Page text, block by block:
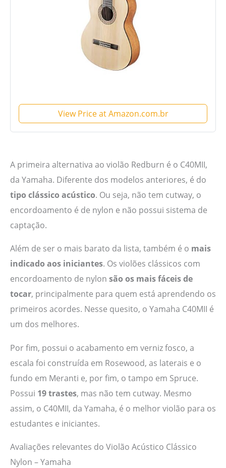
View Price at Amazon.com.br
A primeira alternativa ao violão Redburn é o C40MII,
da Yamaha. Diferente dos modelos anteriores, é do
tipo clássico acústico. Ou seja, não tem cutway, o
encordoamento é de nylon e não possui sistema de
captação.
Além de ser o mais barato da lista, também é o mais
indicado aos iniciantes. Os violões clássicos com
encordoamento de nylon são os mais fáceis de
tocar, principalmente para quem está aprendendo os
primeiros acordes. Nesse quesito, o Yamaha C40MII é
um dos melhores.
Por fim, possui o acabamento em verniz fosco, a
escala foi construída em Rosewood, as laterais e o
fundo em Meranti e, por fim, o tampo em Spruce.
Possui 19 trastes, mas não tem cutway. Mesmo
assim, o C40MII, da Yamaha, é o melhor violão para os
estudantes e iniciantes.
Avaliações relevantes do Violão Acústico Clássico
Nylon – Yamaha